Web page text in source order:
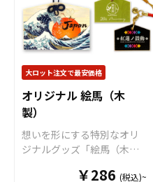
製作も承っておりますの
で、個人のお客様から企
業・業者のかた問わずお気
軽にご相談ください。
のオリジナルグッズです。
思わず触れたくなる動きが
キャラクターやイラストの
魅力を引き立て、見ている
だけでも癒されるアイテム
に仕上がります。 透明度の
高い高品質アクリルに、高
精細なフルカラー印刷を施
し、写真やイラスト、ロゴ
などを鮮やかに再現。アク
リルスタンド本体だけでな
く、台座やフレーム部分に
大ロット注文で最安価格
オリジナル 絵馬（木
製）
想いを形にする特別なオリ
ジナルグッズ「絵馬（木
リジナルデザインで制作い
￥286 (税込)~